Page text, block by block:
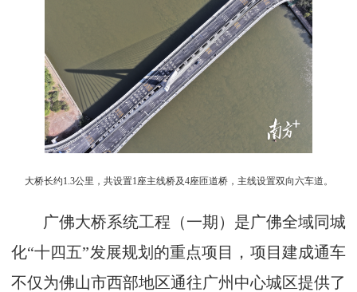
大桥长约1.3公里，共设置1座主线桥及4座匝道桥，主线设置双向六车道。
广佛大桥系统工程（一期）是广佛全域同城
化“十四五”发展规划的重点项目，项目建成通车
不仅为佛山市西部地区通往广州中心城区提供了